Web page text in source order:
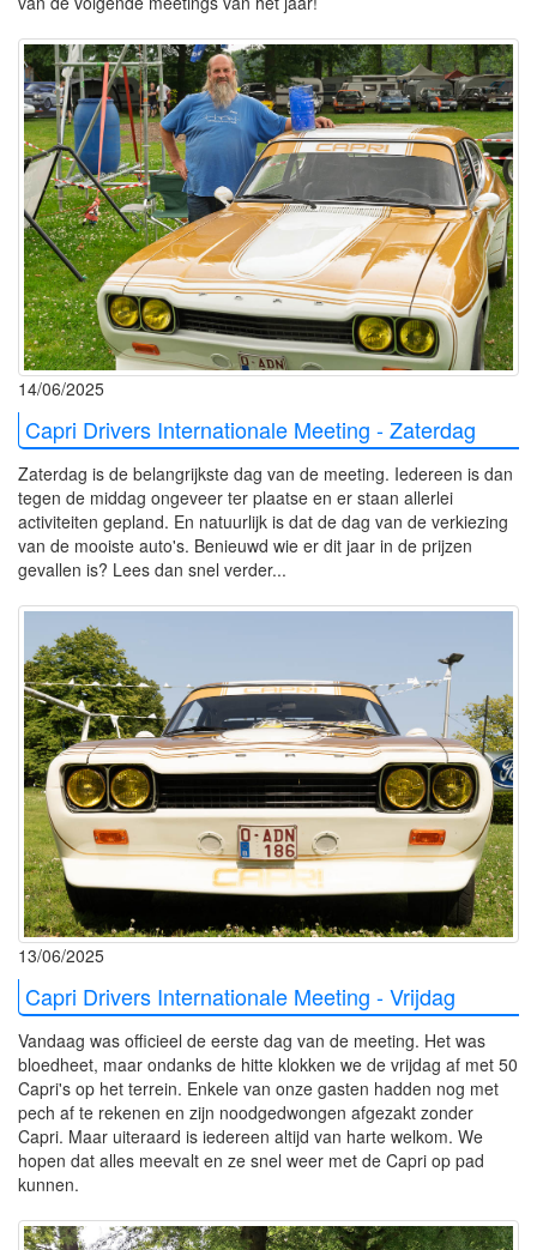
14/06/2025
Capri Drivers Internationale Meeting - Zaterdag
Zaterdag is de belangrijkste dag van de meeting. Iedereen is dan
tegen de middag ongeveer ter plaatse en er staan allerlei
activiteiten gepland. En natuurlijk is dat de dag van de verkiezing
van de mooiste auto's. Benieuwd wie er dit jaar in de prijzen
gevallen is? Lees dan snel verder...
13/06/2025
Capri Drivers Internationale Meeting - Vrijdag
Vandaag was officieel de eerste dag van de meeting. Het was
bloedheet, maar ondanks de hitte klokken we de vrijdag af met 50
Capri's op het terrein. Enkele van onze gasten hadden nog met
pech af te rekenen en zijn noodgedwongen afgezakt zonder
Capri. Maar uiteraard is iedereen altijd van harte welkom. We
hopen dat alles meevalt en ze snel weer met de Capri op pad
kunnen.